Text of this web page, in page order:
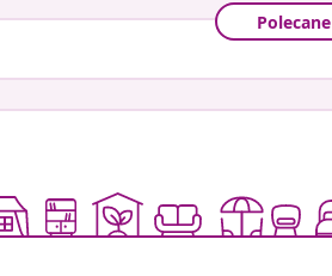
Polecane